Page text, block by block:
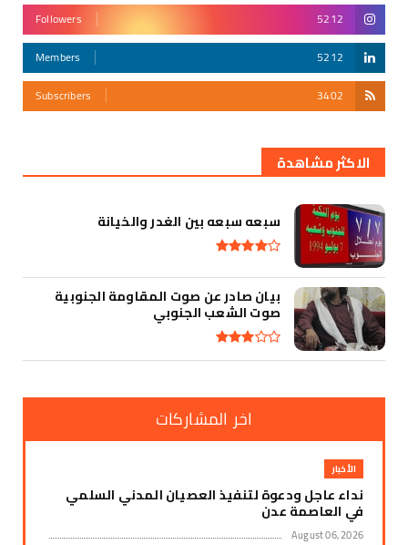
5212
Followers
5212
Members
3402
Subscribers
الاكثر مشاهدة
سبعه سبعه بين الغدر والخيانة
بيان صادر عن صوت المقاومة الجنوبية
صوت الشعب الجنوبي
اخر المشاركات
الأخبار
نداء عاجل ودعوة لتنفيذ العصيان المدني السلمي
في العاصمة عدن
August 06, 2026